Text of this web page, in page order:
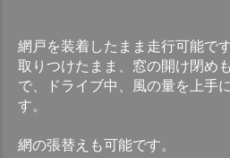
網戸を装着したまま走行可能です
取りつけたまま、窓の開け閉め
で、ドライブ中、風の量を上手
す。
網の張替えも可能です。